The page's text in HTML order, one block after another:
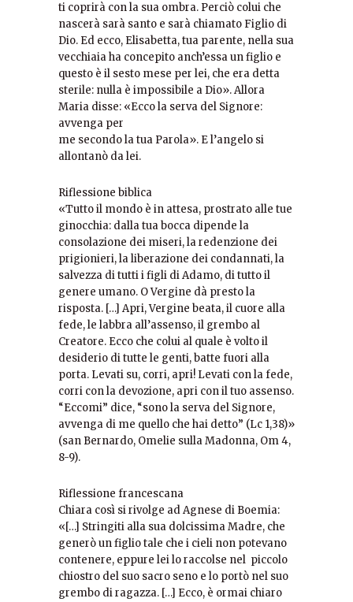
ti coprirà con la sua ombra. Perciò colui che
nascerà sarà santo e sarà chiamato Figlio di
Dio. Ed ecco, Elisabetta, tua parente, nella sua
vecchiaia ha concepito anch’essa un figlio e
questo è il sesto mese per lei, che era detta
sterile: nulla è impossibile a Dio». Allora
Maria disse: «Ecco la serva del Signore:
avvenga per
me secondo la tua Parola». E l’angelo si
allontanò da lei.
Riflessione biblica
«Tutto il mondo è in attesa, prostrato alle tue
ginocchia: dalla tua bocca dipende la
consolazione dei miseri, la redenzione dei
prigionieri, la liberazione dei condannati, la
salvezza di tutti i figli di Adamo, di tutto il
genere umano. O Vergine dà presto la
risposta. […] Apri, Vergine beata, il cuore alla
fede, le labbra all’assenso, il grembo al
Creatore. Ecco che colui al quale è volto il
desiderio di tutte le genti, batte fuori alla
porta. Levati su, corri, apri! Levati con la fede,
corri con la devozione, apri con il tuo assenso.
“Eccomi” dice, “sono la serva del Signore,
avvenga di me quello che hai detto” (Lc 1,38)»
(san Bernardo, Omelie sulla Madonna, Om 4,
8-9).
Riflessione francescana
Chiara così si rivolge ad Agnese di Boemia:
«[…] Stringiti alla sua dolcissima Madre, che
generò un figlio tale che i cieli non potevano
contenere, eppure lei lo raccolse nel piccolo
chiostro del suo sacro seno e lo portò nel suo
grembo di ragazza. […] Ecco, è ormai chiaro